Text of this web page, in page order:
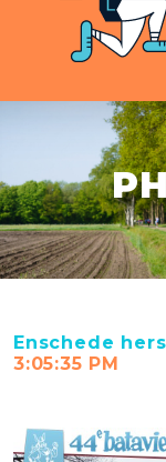
Enschede
3:05:35 PM